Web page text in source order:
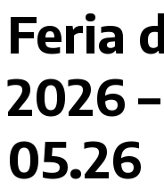
Feria
2026
05.26